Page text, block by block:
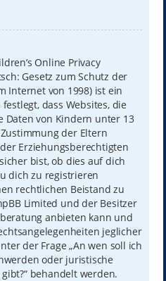
Online Privacy
Gesetz zum Schutz der
Internet von 1998) ist ein
dass Websites, die
Daten von Kindern unter 13
der Eltern
Erziehungsberechtigten
bist, ob dies auf dich
dich zu registrieren
rechtlichen Beistand zu
Limited und der Besitzer
anbieten kann und
jeglicher
der Frage „An wen soll ich
oder juristische
behandelt werden.